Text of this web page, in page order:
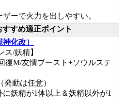
ーで火力を出しやすい。
すすめ適正ポイント
化改）
ス/妖精】
復M/友情ブースト+ソウルステ
発動は任意）
妖精が1体以上＆妖精以外が1